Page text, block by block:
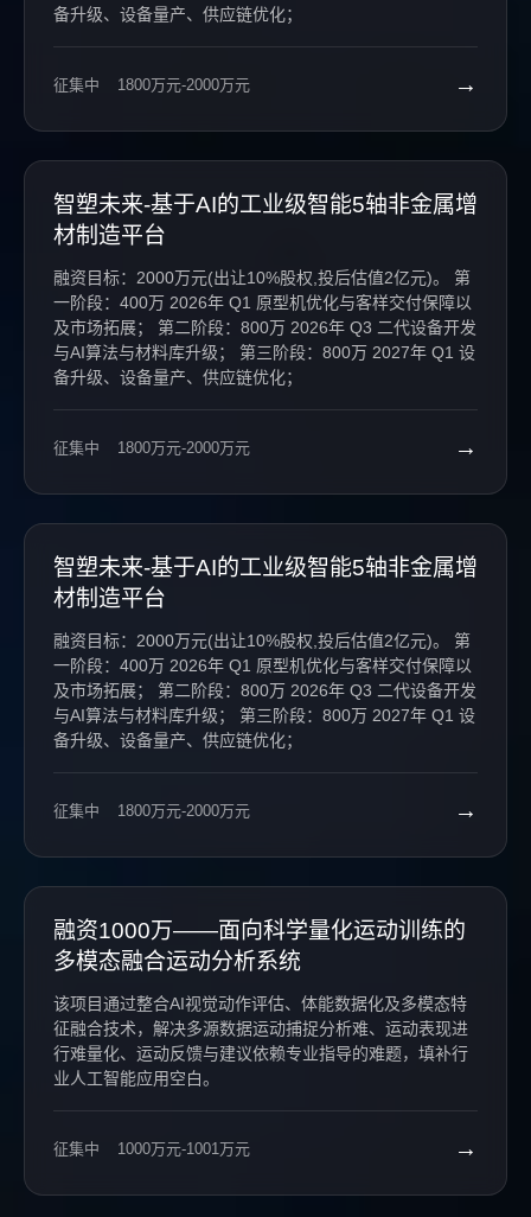
备升级、设备量产、供应链优化；
征集中 1800万元-2000万元 →
智塑未来-基于AI的工业级智能5轴非金属增
材制造平台
融资目标：2000万元(出让10%股权,投后估值2亿元)。 第
一阶段：400万 2026年 Q1 原型机优化与客样交付保障以
及市场拓展； 第二阶段：800万 2026年 Q3 二代设备开发
与AI算法与材料库升级； 第三阶段：800万 2027年 Q1 设
备升级、设备量产、供应链优化；
征集中 1800万元-2000万元 →
智塑未来-基于AI的工业级智能5轴非金属增
材制造平台
融资目标：2000万元(出让10%股权,投后估值2亿元)。 第
一阶段：400万 2026年 Q1 原型机优化与客样交付保障以
及市场拓展； 第二阶段：800万 2026年 Q3 二代设备开发
与AI算法与材料库升级； 第三阶段：800万 2027年 Q1 设
备升级、设备量产、供应链优化；
征集中 1800万元-2000万元 →
融资1000万——面向科学量化运动训练的
多模态融合运动分析系统
该项目通过整合AI视觉动作评估、体能数据化及多模态特
征融合技术，解决多源数据运动捕捉分析难、运动表现进
行难量化、运动反馈与建议依赖专业指导的难题，填补行
业人工智能应用空白。
征集中 1000万元-1001万元 →